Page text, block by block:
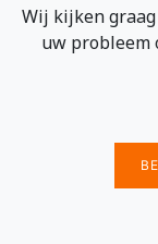
Wij kijken
uw probleem